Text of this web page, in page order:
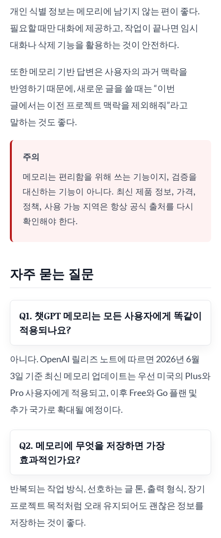
개인 식별 정보는 메모리에 남기지 않는 편이 좋다.
필요할 때만 대화에 제공하고, 작업이 끝나면 임시
대화나 삭제 기능을 활용하는 것이 안전하다.
또한 메모리 기반 답변은 사용자의 과거 맥락을
반영하기 때문에, 새로운 글을 쓸 때는 “이번
글에서는 이전 프로젝트 맥락을 제외해줘”라고
말하는 것도 좋다.
주의
메모리는 편리함을 위해 쓰는 기능이지, 검증을
대신하는 기능이 아니다. 최신 제품 정보, 가격,
정책, 사용 가능 지역은 항상 공식 출처를 다시
확인해야 한다.
자주 묻는 질문
Q1. 챗GPT 메모리는 모든 사용자에게 똑같이
적용되나요?
아니다. OpenAI 릴리즈 노트에 따르면 2026년 6월
3일 기준 최신 메모리 업데이트는 우선 미국의 Plus와
Pro 사용자에게 적용되고, 이후 Free와 Go 플랜 및
추가 국가로 확대될 예정이다.
Q2. 메모리에 무엇을 저장하면 가장
효과적인가요?
반복되는 작업 방식, 선호하는 글 톤, 출력 형식, 장기
프로젝트 목적처럼 오래 유지되어도 괜찮은 정보를
저장하는 것이 좋다.